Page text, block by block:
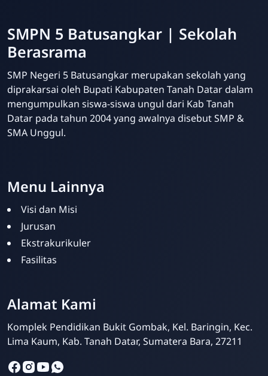
SMPN 5 Batusangkar | Sekolah
Berasrama
SMP Negeri 5 Batusangkar merupakan sekolah yang
diprakarsai oleh Bupati Kabupaten Tanah Datar dalam
mengumpulkan siswa-siswa ungul dari Kab Tanah
Datar pada tahun 2004 yang awalnya disebut SMP &
SMA Unggul.
Menu Lainnya
Visi dan Misi
Jurusan
Ekstrakurikuler
Fasilitas
Alamat Kami
Komplek Pendidikan Bukit Gombak, Kel. Baringin, Kec.
Lima Kaum, Kab. Tanah Datar, Sumatera Bara, 27211